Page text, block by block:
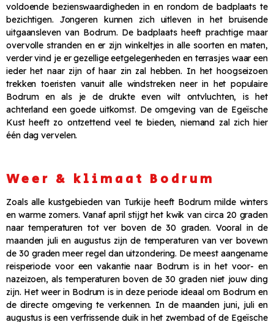
voldoende bezienswaardigheden in en rondom de badplaats te
bezichtigen. Jongeren kunnen zich uitleven in het bruisende
uitgaansleven van Bodrum. De badplaats heeft prachtige maar
overvolle stranden en er zijn winkeltjes in alle soorten en maten,
verder vind je er gezellige eetgelegenheden en terrasjes waar een
ieder het naar zijn of haar zin zal hebben. In het hoogseizoen
trekken toeristen vanuit alle windstreken neer in het populaire
Bodrum en als je de drukte even wilt ontvluchten, is het
achterland een goede uitkomst. De omgeving van de Egeïsche
Kust heeft zo ontzettend veel te bieden, niemand zal zich hier
één dag vervelen.
Weer & klimaat Bodrum
Zoals alle kustgebieden van Turkije heeft Bodrum milde winters
en warme zomers. Vanaf april stijgt het kwik van circa 20 graden
naar temperaturen tot ver boven de 30 graden. Vooral in de
maanden juli en augustus zijn de temperaturen van ver bovewn
de 30 graden meer regel dan uitzondering. De meest aangename
reisperiode voor een vakantie naar Bodrum is in het voor- en
nazeizoen, als temperaturen boven de 30 graden niet jouw ding
zijn. Het weer in Bodrum is in deze periode ideaal om Bodrum en
de directe omgeving te verkennen. In de maanden juni, juli en
augustus is een verfrissende duik in het zwembad of de Egeïsche